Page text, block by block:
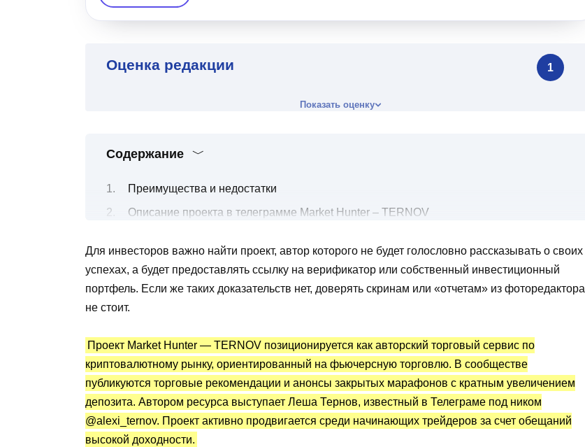
Оценка редакции 1
Показать оценку
Содержание
Преимущества и недостатки
Описание проекта в телеграмме Market Hunter – TERNOV
Приватные услуги и платные предложения
Статистика и отзывы о проекте Леши Тернова
Торговая стратегия и реклама биржи
Для инвесторов важно найти проект, автор которого не будет голословно рассказывать о своих
успехах, а будет предоставлять ссылку на верификатор или собственный инвестиционный
портфель. Если же таких доказательств нет, доверять скринам или «отчетам» из фоторедактора
не стоит.
Проект Market Hunter — TERNOV позиционируется как авторский торговый сервис по
криптовалютному рынку, ориентированный на фьючерсную торговлю. В сообществе
публикуются торговые рекомендации и анонсы закрытых марафонов с кратным увеличением
депозита. Автором ресурса выступает Леша Тернов, известный в Телеграме под ником
@alexi_ternov. Проект активно продвигается среди начинающих трейдеров за счет обещаний
высокой доходности.